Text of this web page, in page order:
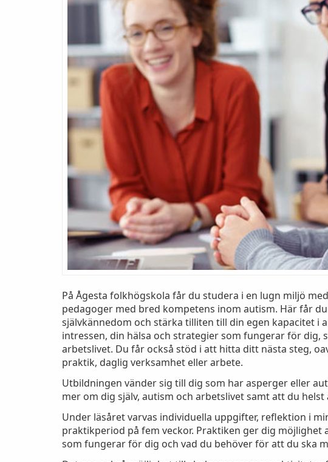
På Ågesta folkhögskola får du studera i en lugn miljö
pedagoger med bred kompetens inom autism. Här får
självkännedom och stärka tilliten till din egen kapacitet i
intressen, din hälsa och strategier som fungerar för dig,
arbetslivet. Du får också stöd i att hitta ditt nästa steg,
praktik, daglig verksamhet eller arbete.
Utbildningen vänder sig till dig som har asperger eller
mer om dig själv, autism och arbetslivet samt att du
Under läsåret varvas individuella uppgifter, reflektion i
praktikperiod på fem veckor. Praktiken ger dig möjlighet
som fungerar för dig och vad du behöver för att du ska